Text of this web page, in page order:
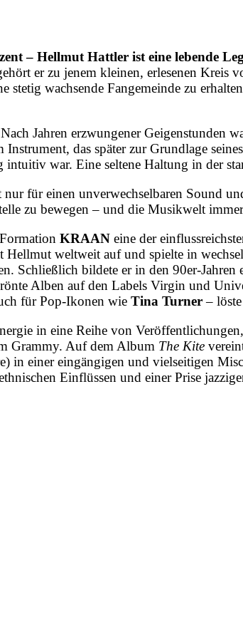
– Hellmut Hattler ist eine lebende
er zu jenem kleinen, erlesenen
wachsende Fangemeinde zu
Jahren erzwungener Geigenstunden
das später zur Grundlage
war. Eine seltene Haltung in der
für einen unverwechselbaren Sound
zu bewegen – und die Musikwelt
KRAAN eine der
Hellmut weltweit auf und spielte in
Schließlich bildete er in den 90er-
Alben auf den Labels Virgin und
für Pop-Ikonen wie Tina Turner–
in eine Reihe von
Grammy. Auf dem Album The Kite
in einer eingängigen und vielseitigen
Einflüssen und einer Prise